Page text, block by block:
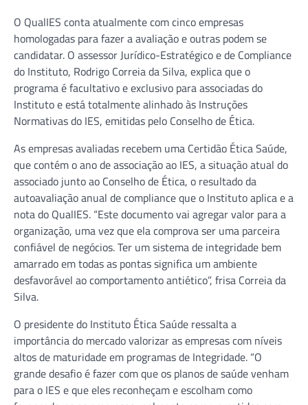
O QualIES conta atualmente com cinco empresas
homologadas para fazer a avaliação e outras podem se
candidatar. O assessor Jurídico-Estratégico e de Compliance
do Instituto, Rodrigo Correia da Silva, explica que o
programa é facultativo e exclusivo para associadas do
Instituto e está totalmente alinhado às Instruções
Normativas do IES, emitidas pelo Conselho de Ética.
As empresas avaliadas recebem uma Certidão Ética Saúde,
que contém o ano de associação ao IES, a situação atual do
associado junto ao Conselho de Ética, o resultado da
autoavaliação anual de compliance que o Instituto aplica e a
nota do QualIES. “Este documento vai agregar valor para a
organização, uma vez que ela comprova ser uma parceira
confiável de negócios. Ter um sistema de integridade bem
amarrado em todas as pontas significa um ambiente
desfavorável ao comportamento antiético”, frisa Correia da
Silva.
O presidente do Instituto Ética Saúde ressalta a
importância do mercado valorizar as empresas com níveis
altos de maturidade em programas de Integridade. “O
grande desafio é fazer com que os planos de saúde venham
para o IES e que eles reconheçam e escolham como